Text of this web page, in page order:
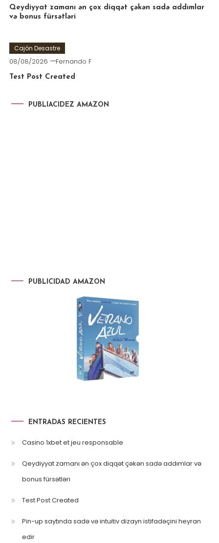
Qeydiyyat zamanı ən çox diqqət çəkən sadə addımlar
və bonus fürsətləri
Cajón Desastre
08/08/2026 Fernando F
Test Post Created
PUBLIACIDEZ AMAZON
PUBLICIDAD AMAZON
ENTRADAS RECIENTES
Casino 1xbet et jeu responsable
Qeydiyyat zamanı ən çox diqqət çəkən sadə addımlar və
bonus fürsətləri
Test Post Created
Pin-up saytında sadə və intuitiv dizayn istifadəçini heyran
edir